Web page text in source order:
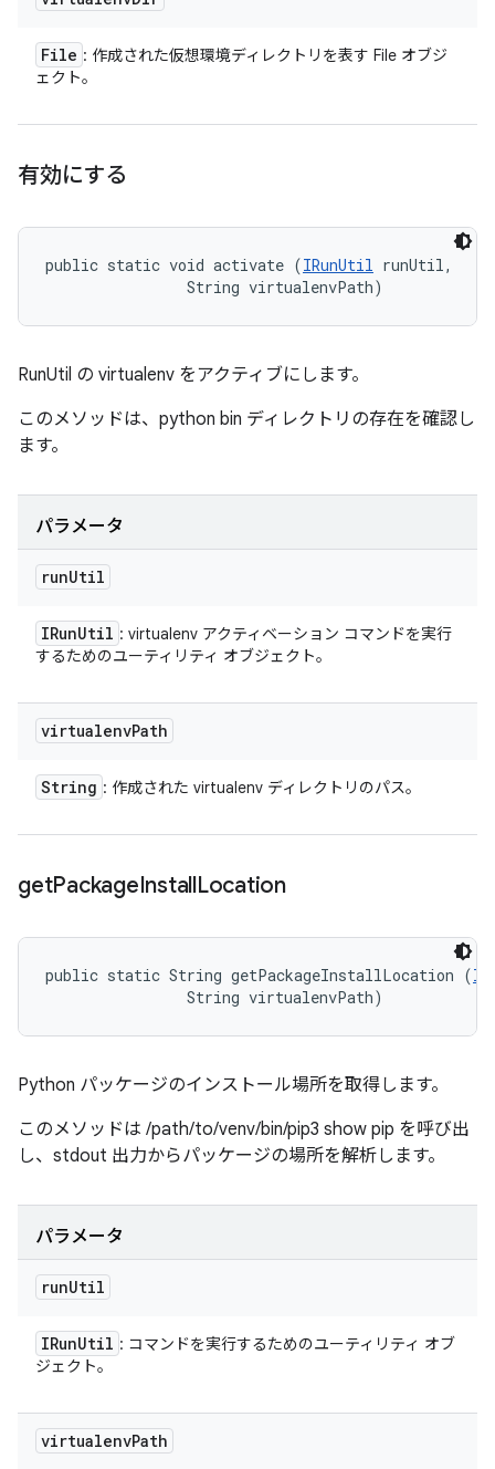
File : 作成された仮想環境ディレクトリを表す File オブジ
ェクト。
有効にする
public static void activate (IRunUtil runUtil,
                String virtualenvPath)
RunUtil の virtualenv をアクティブにします。
このメソッドは、python bin ディレクトリの存在を確認し
ます。
パラメータ
runUtil
IRunUtil : virtualenv アクティベーション コマンドを実行
するためのユーティリティ オブジェクト。
virtualenvPath
String : 作成された virtualenv ディレクトリのパス。
getPackageInstallLocation
public static String getPackageInstallLocation (
                String virtualenvPath)
Python パッケージのインストール場所を取得します。
このメソッドは /path/to/venv/bin/pip3 show pip を呼び出
し、stdout 出力からパッケージの場所を解析します。
パラメータ
runUtil
IRunUtil : コマンドを実行するためのユーティリティ オブ
ジェクト。
virtualenvPath